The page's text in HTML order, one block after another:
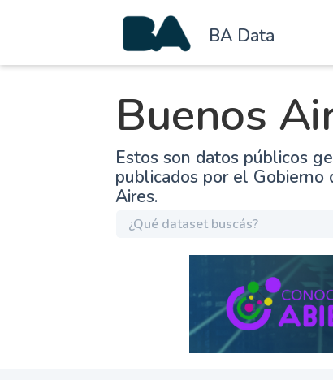
BA Data
Buenos
Estos son datos públicos
publicados por el Gobierno
Aires.